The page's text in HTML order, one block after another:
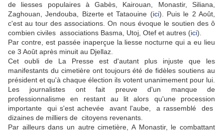
de liesses populaires à Gabès, Kairouan, Monastir, Siliana,
Zaghouan, Jendouba, Bizerte et Tataouine (ici). Puis le 2 Août,
c'est au tour des associations. On nous évoque le soutien des ô
combien civiles associations Basma, Utoj, Otef et autres (ici).
Par contre, est passée inaperçue la liesse nocturne qui a eu lieu
ce 3 Août après minuit au Djellaz.
Cet oubli de La Presse est d'autant plus injuste que les
manifestants du cimetière ont toujours été de fidèles soutiens au
président et qu'à chaque élection ils votent unanimement pour lui.
Les journalistes ont fait preuve d'un manque de
professionnalisme en restant au lit alors qu'une procession
importante qui s'est achevée avant l'aube, a rassemblé des
dizaines de milliers de citoyens revenants.
Par ailleurs dans un autre cimetière, A Monastir, le combattant